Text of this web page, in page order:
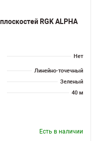
RGK ALPHA
Нет
Линейно-точечный
Зеленый
40 м
Есть в наличии